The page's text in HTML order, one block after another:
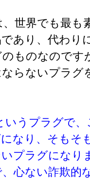
世界でも最も
あり、代わり
ものなのです
らないプラグ
いうプラグで
なり、そもそ
プラグになり
心ない詐欺的